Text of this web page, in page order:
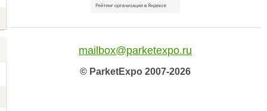
mailbox@parketexpo.ru
© ParketExpo 2007-2026